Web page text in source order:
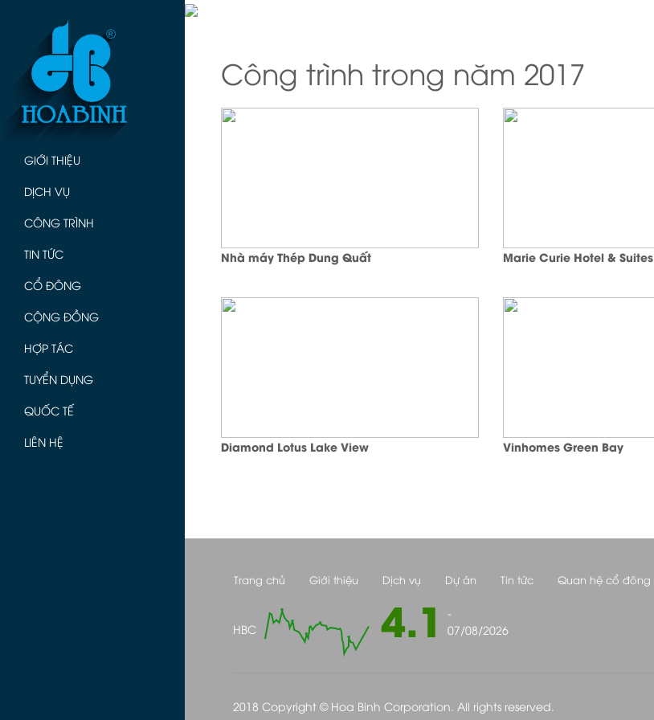
GIỚI THIỆU
DỊCH VỤ
CÔNG TRÌNH
TIN TỨC
CỔ ĐÔNG
CỘNG ĐỒNG
HỢP TÁC
TUYỂN DỤNG
QUỐC TẾ
LIÊN HỆ
Công trình trong năm 2017
Nhà máy Thép Dung Quất Marie Curie Hotel & Suites
Diamond Lotus Lake View Vinhomes Green Bay
Trang chủ Giới thiệu Dịch vụ Dự án Tin tức Quan hệ cổ đông
HBC 4.1
-
07/08/2026
2018 Copyright © Hoa Binh Corporation. All rights reserved.